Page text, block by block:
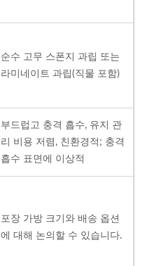
순수 고무 스폰지 과립 또는
라미네이트 과립(직물 포함)
부드럽고 충격 흡수, 유지 관
리 비용 저렴, 친환경적; 충격
흡수 표면에 이상적
포장 가방 크기와 배송 옵션
에 대해 논의할 수 있습니다.